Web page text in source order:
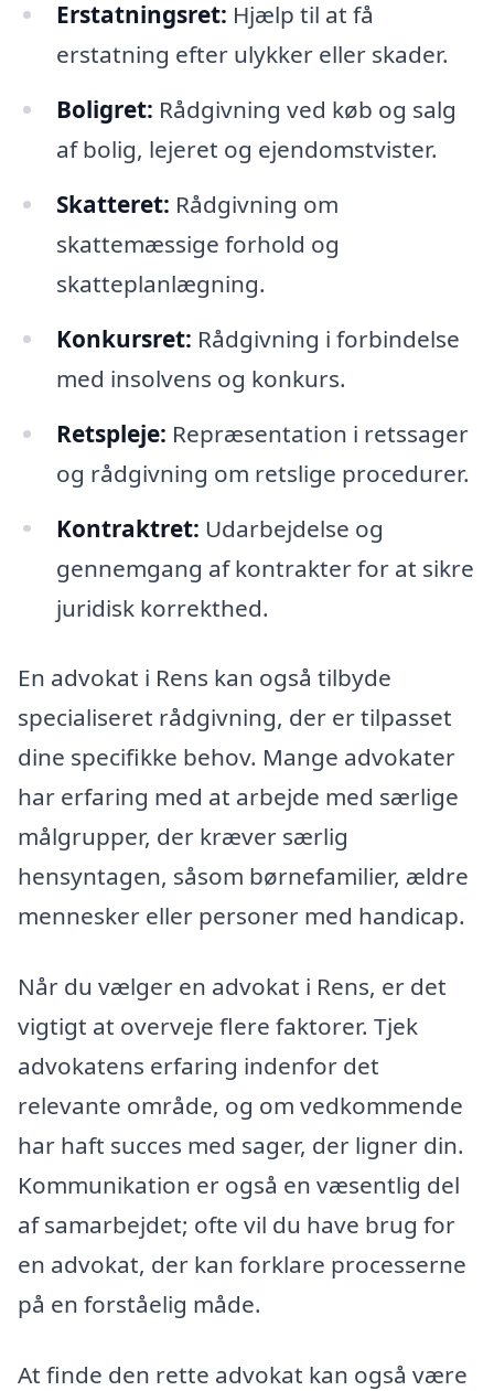
Erstatningsret: Hjælp til at få
erstatning efter ulykker eller skader.
Boligret: Rådgivning ved køb og salg
af bolig, lejeret og ejendomstvister.
Skatteret: Rådgivning om
skattemæssige forhold og
skatteplanlægning.
Konkursret: Rådgivning i forbindelse
med insolvens og konkurs.
Retspleje: Repræsentation i retssager
og rådgivning om retslige procedurer.
Kontraktret: Udarbejdelse og
gennemgang af kontrakter for at sikre
juridisk korrekthed.
En advokat i Rens kan også tilbyde
specialiseret rådgivning, der er tilpasset
dine specifikke behov. Mange advokater
har erfaring med at arbejde med særlige
målgrupper, der kræver særlig
hensyntagen, såsom børnefamilier, ældre
mennesker eller personer med handicap.
Når du vælger en advokat i Rens, er det
vigtigt at overveje flere faktorer. Tjek
advokatens erfaring indenfor det
relevante område, og om vedkommende
har haft succes med sager, der ligner din.
Kommunikation er også en væsentlig del
af samarbejdet; ofte vil du have brug for
en advokat, der kan forklare processerne
på en forståelig måde.
At finde den rette advokat kan også være